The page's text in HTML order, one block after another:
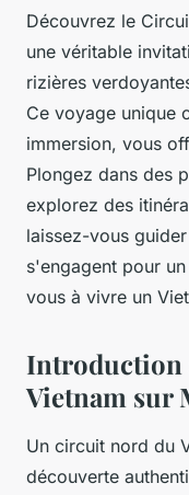
Découvrez le
une véritable
rizières
Ce voyage unique
immersion, vous
Plongez dans des
explorez des
laissez-vous
s'engagent pour
vous à vivre un
Introduction
Vietnam sur
Un circuit nord du
découverte